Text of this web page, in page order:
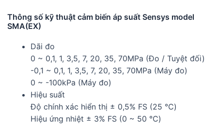
Thông số kỹ thuật cảm biến áp suất Sensys model
SMA(EX)
Dãi đo
0 ~ 0,1, 1, 3,5, 7, 20, 35, 70MPa (Đo / Tuyệt đối)
-0,1 ~ 0,1, 1, 3,5, 7, 20, 35, 70MPa (Máy đo)
0 ~ -100kPa (Máy đo)
Hiệu suất
Độ chính xác hiển thị ± 0,5% FS (25 ℃)
Hiệu ứng nhiệt ± 3% FS (0 ~ 50 ℃)